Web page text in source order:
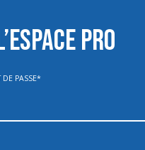
PRO
DE PASSE*